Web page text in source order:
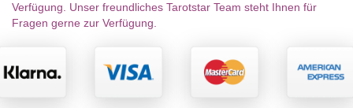
Verfügung. Unser freundliches Tarotstar Team steht Ihnen für
Fragen gerne zur Verfügung.